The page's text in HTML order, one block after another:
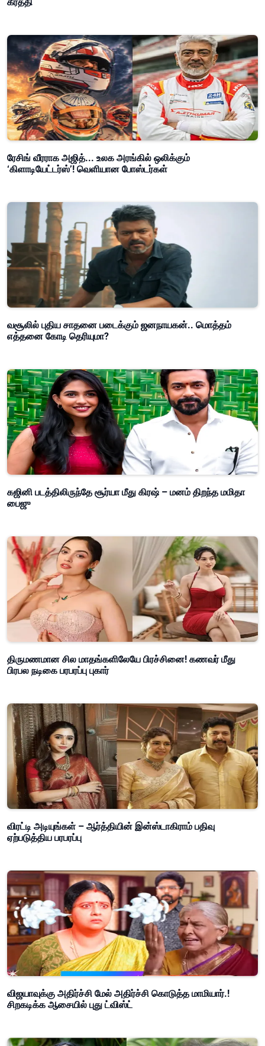
ரேசிங் வீரராக அஜித்... உலக அரங்கில் ஒலிக்கும்
‘கிளாடியேட்டர்ஸ்’! வெளியான போஸ்டர்கள்
வசூலில் புதிய சாதனை படைக்கும் ஜனநாயகன்.. மொத்தம்
எத்தனை கோடி தெரியுமா?
கஜினி படத்திலிருந்தே சூர்யா மீது கிரஷ் – மனம் திறந்த மமிதா
பைஜு
திருமணமான சில மாதங்களிலேயே பிரச்சினை! கணவர் மீது
பிரபல நடிகை பரபரப்பு புகார்
விரட்டி அடியுங்கள் – ஆர்த்தியின் இன்ஸ்டாகிராம் பதிவு
ஏற்படுத்திய பரபரப்பு
விஜயாவுக்கு அதிர்ச்சி மேல் அதிர்ச்சி கொடுத்த மாமியார்.!
சிறகடிக்க ஆசையில் புது ட்விஸ்ட்